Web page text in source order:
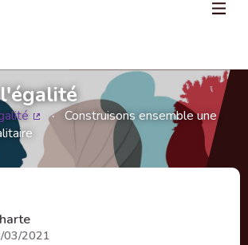
(Lien externe)
Construisons ensemble une
03/2021